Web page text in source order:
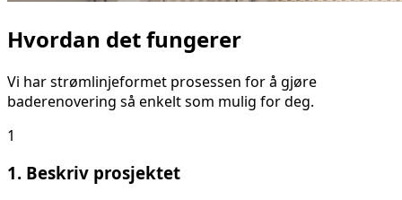
Hvordan det fungerer
Vi har strømlinjeformet prosessen for å gjøre
baderenovering så enkelt som mulig for deg.
1
1. Beskriv prosjektet